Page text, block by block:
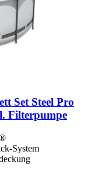
Set Steel Pro
Filterpumpe
System